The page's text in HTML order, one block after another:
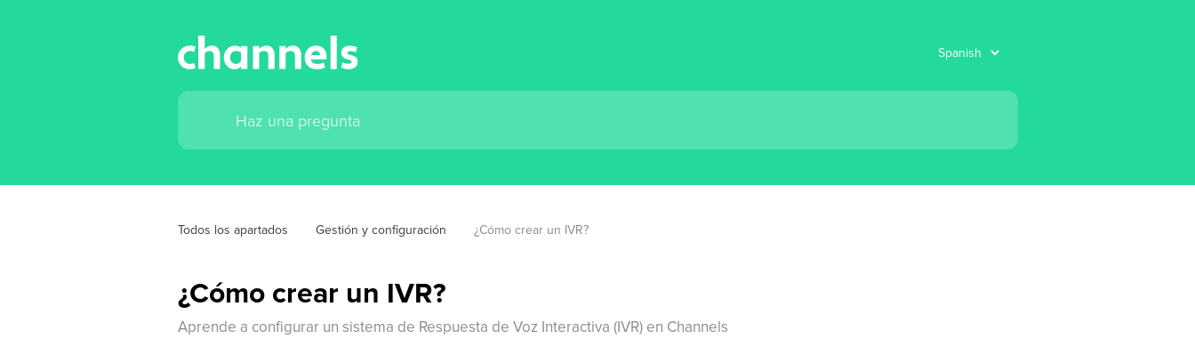
Todos los apartados Gestión y configuración ¿Cómo crear un IVR?
¿Cómo crear un IVR?
Aprende a configurar un sistema de Respuesta de Voz Interactiva (IVR) en Channels